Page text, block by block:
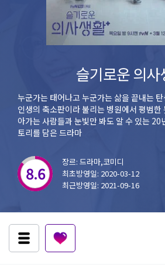
슬기로운 의사
누군가는 태어나고 누군가는 삶을 끝내는
인생의 축소판이라 불리는 병원에서 평범
아가는 사람들과 눈빛만 봐도 알 수 있는 20
토리를 담은 드라마
8.6
장르: 드라마,코미디
최초방영일: 2020-03-12
최근방영일: 2021-09-16